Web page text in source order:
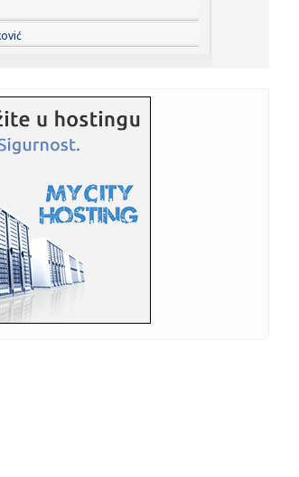
карте на време и сви на ...
Crkveni ansambl Branko na pokloničkom
OTKRIO ŠTA JE ILIĆ PROMENIO: Nova uloga
za Luku Dončić: Bivša verenica traži bogatstvo
greške, ali verujemo da nije bilo loše